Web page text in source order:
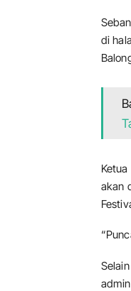
di
akan